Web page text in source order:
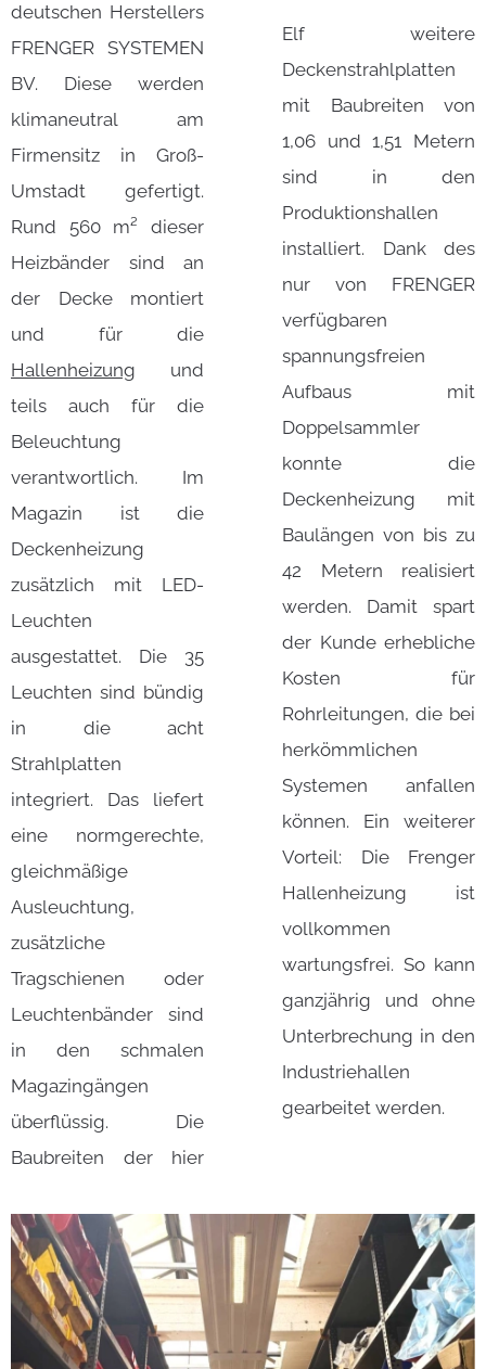
deutschen Herstellers
FRENGER SYSTEMEN
BV. Diese werden
klimaneutral am
Firmensitz in Groß-
Umstadt gefertigt.
Rund 560 m² dieser
Heizbänder sind an
der Decke montiert
und für die
Hallenheizung und
teils auch für die
Beleuchtung
verantwortlich. Im
Magazin ist die
Deckenheizung
zusätzlich mit LED-
Leuchten
ausgestattet. Die 35
Leuchten sind bündig
in die acht
Strahlplatten
integriert. Das liefert
eine normgerechte,
gleichmäßige
Ausleuchtung,
zusätzliche
Tragschienen oder
Leuchtenbänder sind
in den schmalen
Magazingängen
überflüssig. Die
Baubreiten der hier
Elf weitere
Deckenstrahlplatten
mit Baubreiten von
1,06 und 1,51 Metern
sind in den
Produktionshallen
installiert. Dank des
nur von FRENGER
verfügbaren
spannungsfreien
Aufbaus mit
Doppelsammler
konnte die
Deckenheizung mit
Baulängen von bis zu
42 Metern realisiert
werden. Damit spart
der Kunde erhebliche
Kosten für
Rohrleitungen, die bei
herkömmlichen
Systemen anfallen
können. Ein weiterer
Vorteil: Die Frenger
Hallenheizung ist
vollkommen
wartungsfrei. So kann
ganzjährig und ohne
Unterbrechung in den
Industriehallen
gearbeitet werden.